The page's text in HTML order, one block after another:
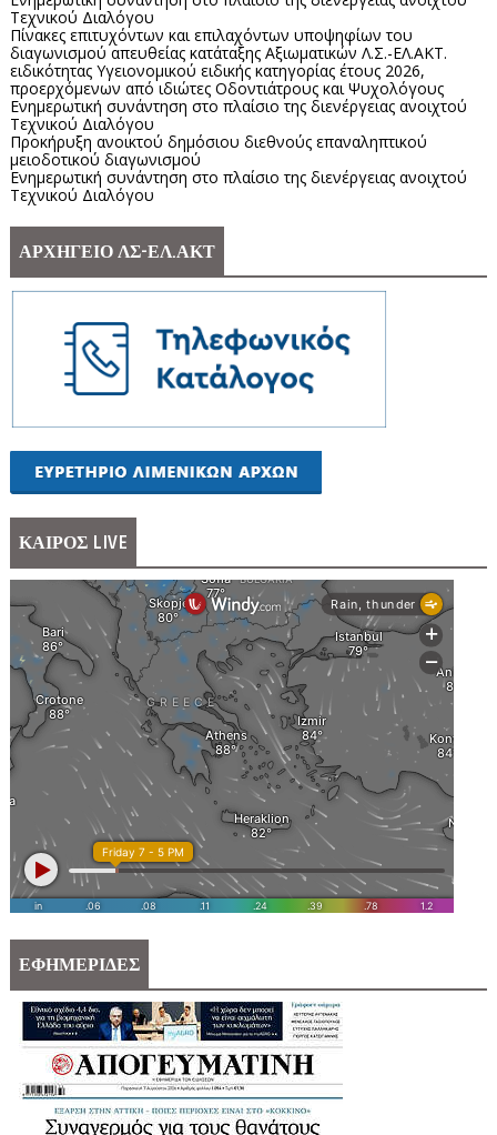
Τεχνικού Διαλόγου
Πίνακες επιτυχόντων και επιλαχόντων υποψηφίων του
διαγωνισμού απευθείας κατάταξης Αξιωματικών Λ.Σ.-ΕΛ.ΑΚΤ.
ειδικότητας Υγειονομικού ειδικής κατηγορίας έτους 2026,
προερχόμενων από ιδιώτες Οδοντιάτρους και Ψυχολόγους
Ενημερωτική συνάντηση στο πλαίσιο της διενέργειας ανοιχτού
Τεχνικού Διαλόγου
Προκήρυξη ανοικτού δημόσιου διεθνούς επαναληπτικού
μειοδοτικού διαγωνισμού
Ενημερωτική συνάντηση στο πλαίσιο της διενέργειας ανοιχτού
Τεχνικού Διαλόγου
ΑΡΧΗΓΕΙΟ ΛΣ-ΕΛ.ΑΚΤ
ΚΑΙΡΟΣ LIVE
ΕΦΗΜΕΡΙΔΕΣ